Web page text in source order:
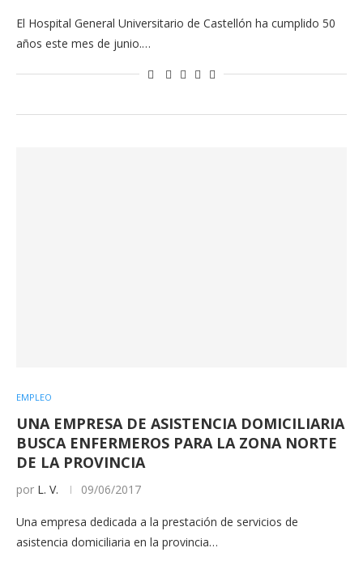
El Hospital General Universitario de Castellón ha cumplido 50
años este mes de junio.…
EMPLEO
UNA EMPRESA DE ASISTENCIA DOMICILIARIA
BUSCA ENFERMEROS PARA LA ZONA NORTE
DE LA PROVINCIA
por L. V. 09/06/2017
Una empresa dedicada a la prestación de servicios de
asistencia domiciliaria en la provincia…